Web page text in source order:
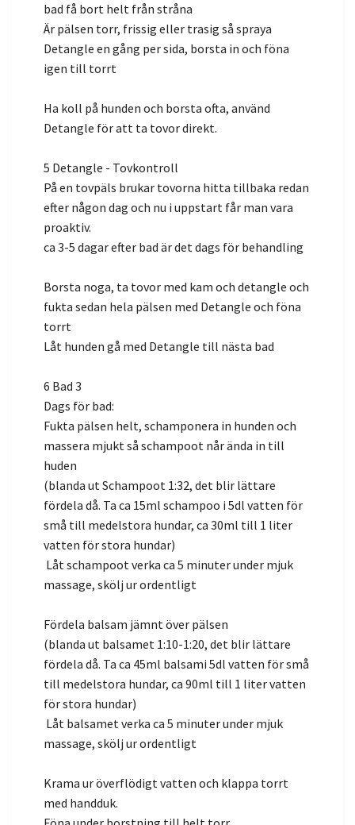
bad få bort helt från stråna
Är pälsen torr, frissig eller trasig så spraya
Detangle en gång per sida, borsta in och föna
igen till torrt
Ha koll på hunden och borsta ofta, använd
Detangle för att ta tovor direkt.
5 Detangle - Tovkontroll
På en tovpäls brukar tovorna hitta tillbaka redan
efter någon dag och nu i uppstart får man vara
proaktiv.
ca 3-5 dagar efter bad är det dags för behandling
Borsta noga, ta tovor med kam och detangle och
fukta sedan hela pälsen med Detangle och föna
torrt
Låt hunden gå med Detangle till nästa bad
6 Bad 3
Dags för bad:
Fukta pälsen helt, schamponera in hunden och
massera mjukt så schampoot når ända in till
huden
(blanda ut Schampoot 1:32, det blir lättare
fördela då. Ta ca 15ml schampoo i 5dl vatten för
små till medelstora hundar, ca 30ml till 1 liter
vatten för stora hundar)
Låt schampoot verka ca 5 minuter under mjuk
massage, skölj ur ordentligt
Fördela balsam jämnt över pälsen
(blanda ut balsamet 1:10-1:20, det blir lättare
fördela då. Ta ca 45ml balsami 5dl vatten för små
till medelstora hundar, ca 90ml till 1 liter vatten
för stora hundar)
Låt balsamet verka ca 5 minuter under mjuk
massage, skölj ur ordentligt
Krama ur överflödigt vatten och klappa torrt
med handduk.